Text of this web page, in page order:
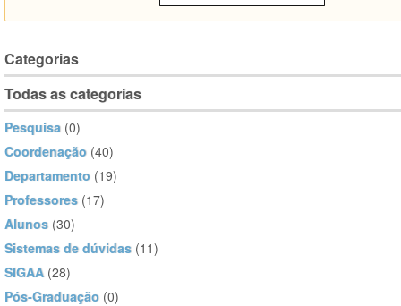
Categorias
Todas as categorias
Pesquisa (0)
Coordenação (40)
Departamento (19)
Professores (17)
Alunos (30)
Sistemas de dúvidas (11)
SIGAA (28)
Pós-Graduação (0)